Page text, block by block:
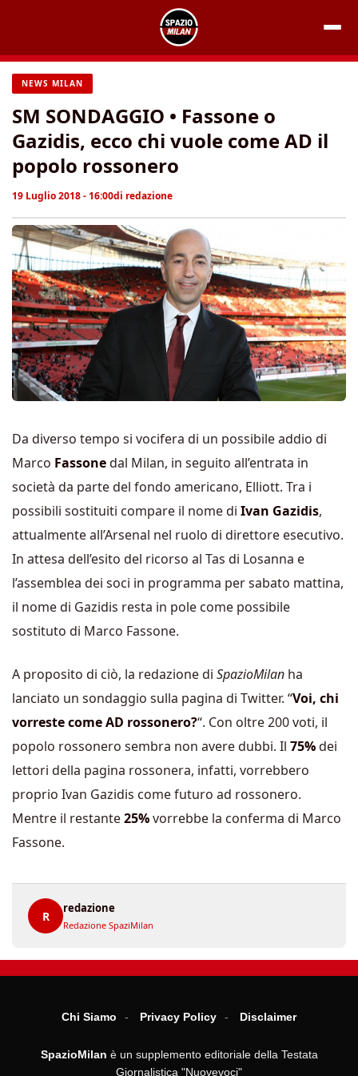
contenuto
NEWS MILAN
SM SONDAGGIO • Fassone o
Gazidis, ecco chi vuole come AD il
popolo rossonero
19 Luglio 2018 - 16:00di redazione
Da diverso tempo si vocifera di un possibile addio di
Marco Fassonedal Milan, in seguito all’entrata in
società da parte del fondo americano, Elliott. Tra i
possibili sostituiti compare il nome di Ivan Gazidis,
attualmente all’Arsenal nel ruolo di direttore esecutivo.
In attesa dell’esito del ricorso al Tas di Losanna e
l’assemblea dei soci in programma per sabato mattina,
il nome di Gazidis resta in pole come possibile
sostituto di Marco Fassone.
A proposito di ciò, la redazione di SpazioMilan ha
lanciato un sondaggio sulla pagina di Twitter. “Voi, chi
vorreste come AD rossonero?“. Con oltre 200 voti, il
popolo rossonero sembra non avere dubbi. Il 75%dei
lettori della pagina rossonera, infatti, vorrebbero
proprio Ivan Gazidis come futuro ad rossonero.
Mentre il restante25%vorrebbe la conferma di Marco
Fassone.
R
redazione
Redazione SpaziMilan
Chi Siamo Privacy Policy Disclaimer
SpazioMilan è un supplemento editoriale della Testata
Giornalistica "Nuovevoci"